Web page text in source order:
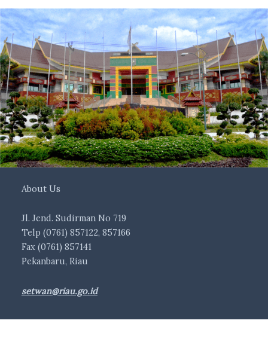
About Us
Jl. Jend. Sudirman No 719
Telp (0761) 857122, 857166
Fax (0761) 857141
Pekanbaru, Riau
setwan@riau.go.id